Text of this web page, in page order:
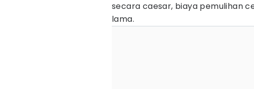
secara caesar, biaya pemulihan
lama.